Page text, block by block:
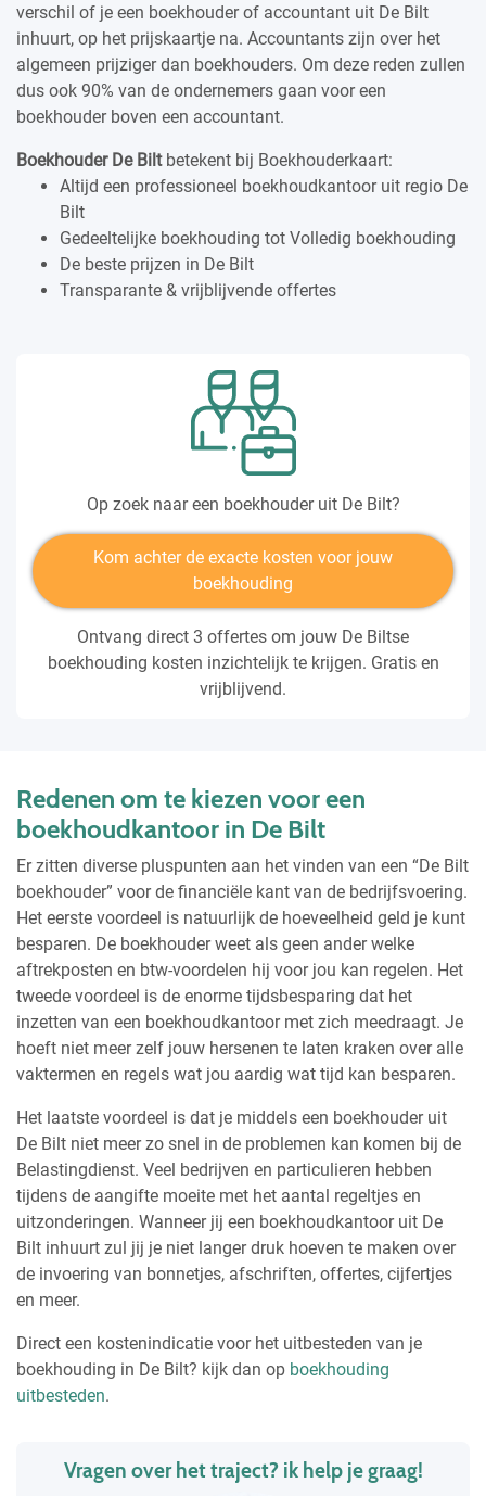
verschil of je een boekhouder of accountant uit De Bilt
inhuurt, op het prijskaartje na. Accountants zijn over het
algemeen prijziger dan boekhouders. Om deze reden zullen
dus ook 90% van de ondernemers gaan voor een
boekhouder boven een accountant.
Boekhouder De Biltbetekent bij Boekhouderkaart:
Altijd een professioneel boekhoudkantoor uit regio De
Bilt
Gedeeltelijke boekhouding tot Volledig boekhouding
De beste prijzen in De Bilt
Transparante & vrijblijvende offertes
Op zoek naar een boekhouder uit De Bilt?
Kom achter de exacte kosten voor jouw
boekhouding
Ontvang direct 3 offertes om jouw De Biltse
boekhouding kosten inzichtelijk te krijgen. Gratis en
vrijblijvend.
Redenen om te kiezen voor een
boekhoudkantoor in De Bilt
Er zitten diverse pluspunten aan het vinden van een “De Bilt
boekhouder” voor de financiële kant van de bedrijfsvoering.
Het eerste voordeel is natuurlijk de hoeveelheid geld je kunt
besparen. De boekhouder weet als geen ander welke
aftrekposten en btw-voordelen hij voor jou kan regelen. Het
tweede voordeel is de enorme tijdsbesparing dat het
inzetten van een boekhoudkantoor met zich meedraagt. Je
hoeft niet meer zelf jouw hersenen te laten kraken over alle
vaktermen en regels wat jou aardig wat tijd kan besparen.
Het laatste voordeel is dat je middels een boekhouder uit
De Bilt niet meer zo snel in de problemen kan komen bij de
Belastingdienst. Veel bedrijven en particulieren hebben
tijdens de aangifte moeite met het aantal regeltjes en
uitzonderingen. Wanneer jij een boekhoudkantoor uit De
Bilt inhuurt zul jij je niet langer druk hoeven te maken over
de invoering van bonnetjes, afschriften, offertes, cijfertjes
en meer.
Direct een kostenindicatie voor het uitbesteden van je
boekhouding in De Bilt? kijk dan op boekhouding
uitbesteden.
Vragen over het traject? ik help je graag!